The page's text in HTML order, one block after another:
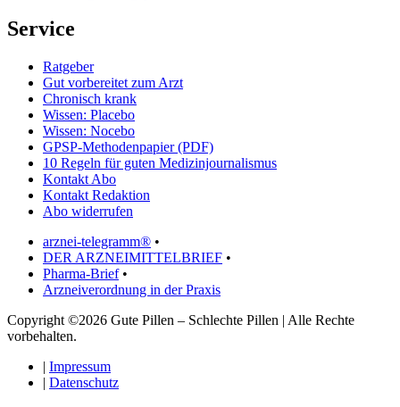
Service
Ratgeber
Gut vorbereitet zum Arzt
Chronisch krank
Wissen: Placebo
Wissen: Nocebo
GPSP-Methodenpapier (PDF)
10 Regeln für guten Medizinjournalismus
Kontakt Abo
Kontakt Redaktion
Abo widerrufen
arznei-telegramm® •
DER ARZNEIMITTELBRIEF •
Pharma-Brief•
Arzneiverordnung in der Praxis
Copyright ©2026 Gute Pillen – Schlechte Pillen | Alle Rechte
vorbehalten.
| Impressum
| Datenschutz